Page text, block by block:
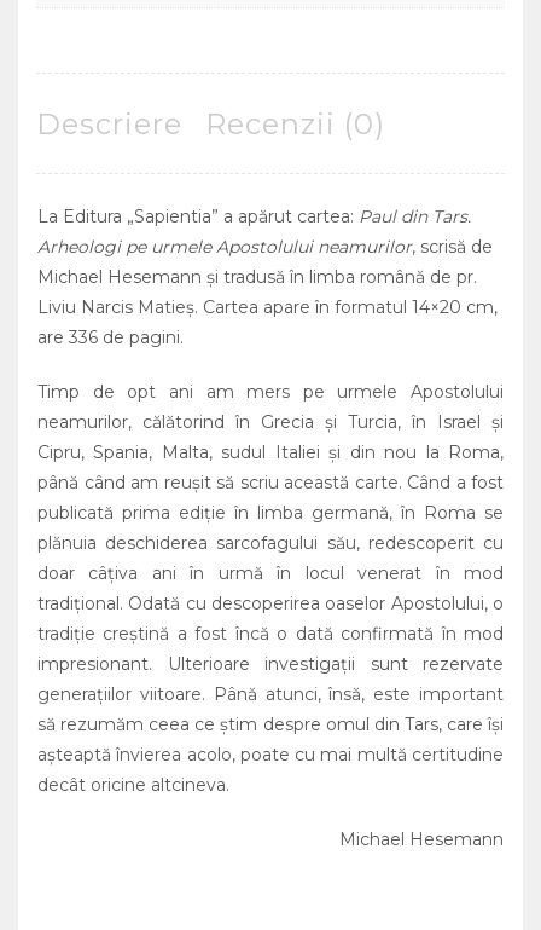
Descriere Recenzii (0)
La Editura „Sapientia” a apărut cartea: Paul din Tars.
Arheologi pe urmele Apostolului neamurilor, scrisă de
Michael Hesemann şi tradusă în limba română de pr.
Liviu Narcis Matieş. Cartea apare în formatul 14×20 cm,
are 336 de pagini.
Timp de opt ani am mers pe urmele Apostolului
neamurilor, călătorind în Grecia şi Turcia, în Israel şi
Cipru, Spania, Malta, sudul Italiei şi din nou la Roma,
până când am reuşit să scriu această carte. Când a fost
publicată prima ediţie în limba germană, în Roma se
plănuia deschiderea sarcofagului său, redescoperit cu
doar câţiva ani în urmă în locul venerat în mod
tradiţional. Odată cu descoperirea oaselor Apostolului, o
tradiţie creştină a fost încă o dată confirmată în mod
impresionant. Ulterioare investigaţii sunt rezervate
generaţiilor viitoare. Până atunci, însă, este important
să rezumăm ceea ce ştim despre omul din Tars, care îşi
aşteaptă învierea acolo, poate cu mai multă certitudine
decât oricine altcineva.
Michael Hesemann